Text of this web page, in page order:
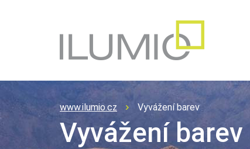
www.ilumio.cz Vyvážení barev
Vyvážení barev